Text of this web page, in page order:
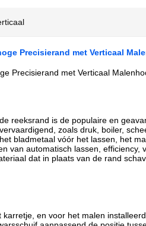
Precisierand met Verticaal
Precisierand met Verticaal
reeksrand is de populaire en
zoals druk, boiler,
bladmetaal vóór het lassen, het
van automatisch lassen,
dat in plaats van de rand
en voor het malen